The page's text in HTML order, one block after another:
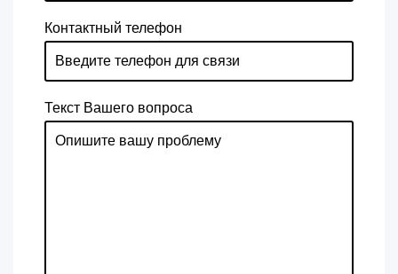
Контактный телефон
Текст Вашего вопроса